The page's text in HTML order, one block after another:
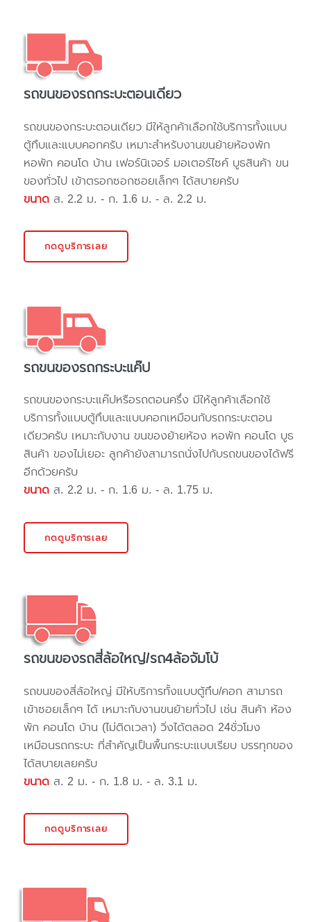
รถขนของรถกระบะตอนเดียว
รถขนของกระบะตอนเดียว มีให้ลูกค้าเลือกใช้บริการทั้งแบบ
ตู้ทึบและแบบคอกครับ เหมาะสำหรับงานขนย้ายห้องพัก
หอพัก คอนโด บ้าน เฟอร์นิเจอร์ มอเตอร์ไซค์ บูธสินค้า ขน
ของทั่วไป เข้าตรอกซอกซอยเล็กๆ ได้สบายครับ
ขนาด ส. 2.2 ม. - ก. 1.6 ม. - ล. 2.2 ม.
กดดูบริการเลย
รถขนของรถกระบะแค๊ป
รถขนของกระบะแค๊ปหรือรถตอนครึ่ง มีให้ลูกค้าเลือกใช้
บริการทั้งแบบตู้ทึบและแบบคอกเหมือนกับรถกระบะตอน
เดียวครับ เหมาะกับงาน ขนของย้ายห้อง หอพัก คอนโด บูธ
สินค้า ของไม่เยอะ ลูกค้ายังสามารถนั่งไปกับรถขนของได้ฟรี
อีกด้วยครับ
ขนาด ส. 2.2 ม. - ก. 1.6 ม. - ล. 1.75 ม.
กดดูบริการเลย
รถขนของรถสี่ล้อใหญ่/รถ4ล้อจัมโบ้
รถขนของสี่ล้อใหญ่ มีให้บริการทั้งแบบตู้ทึบ/คอก สามารถ
เข้าซอยเล็กๆ ได้ เหมาะกับงานขนย้ายทั่วไป เช่น สินค้า ห้อง
พัก คอนโด บ้าน (ไม่ติดเวลา) วิ่งได้ตลอด 24ชั่วโมง
เหมือนรถกระบะ ที่สำคัญเป็นพื้นกระบะแบบเรียบ บรรทุกของ
ได้สบายเลยครับ
ขนาด ส. 2 ม. - ก. 1.8 ม. - ล. 3.1 ม.
กดดูบริการเลย